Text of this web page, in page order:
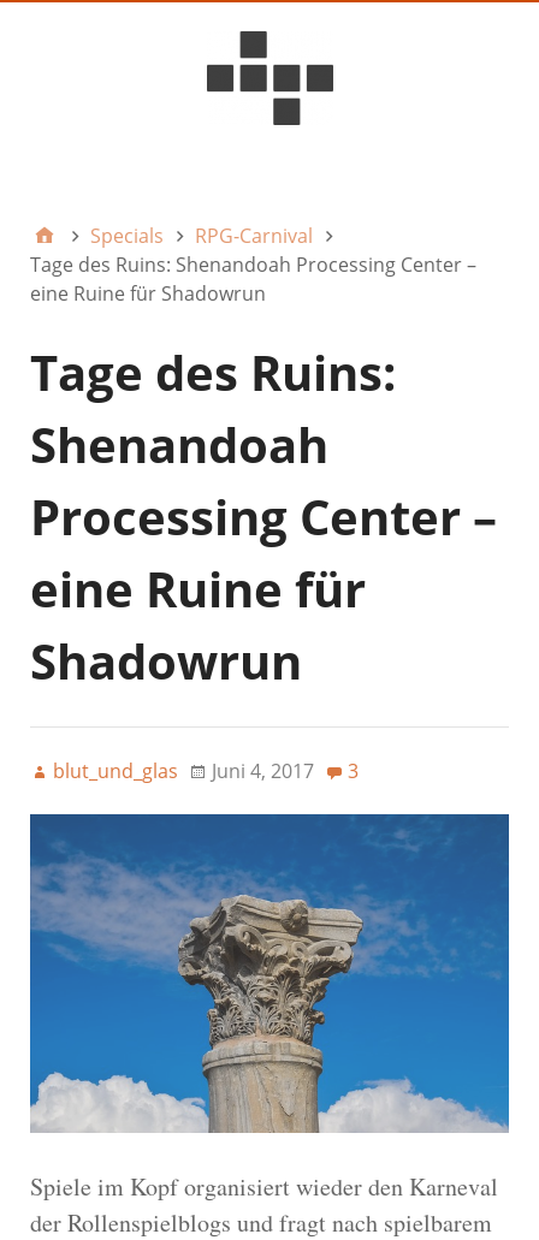
Specials
RPG-Carnival
Tage des Ruins: Shenandoah Processing Center –
eine Ruine für Shadowrun
Tage des Ruins:
Shenandoah
Processing Center –
eine Ruine für
Shadowrun
blut_und_glas Juni 4, 2017 3
Spiele im Kopf organisiert wieder den Karneval
der Rollenspielblogs und fragt nach spielbarem